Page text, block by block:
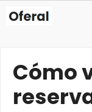
Saltar
Cómo